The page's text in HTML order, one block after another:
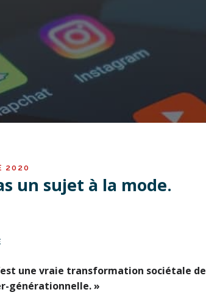
2020
un sujet à la mode.
une vraie transformation sociétale de
générationnelle. »